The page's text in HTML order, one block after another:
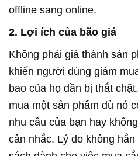
offline sang online.
2. Lợi ích của bão giá
Không phải giá thành sản
khiến người dùng giảm
bao của họ dần bị thắt
mua một sản phẩm dù nó
nhu cầu của bạn hay
cân nhắc. Lý do không